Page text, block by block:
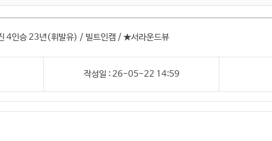
4인승 23년(휘발유) / 빌트인캠 / ★서라운드뷰
작성일 : 26-05-22 14:59